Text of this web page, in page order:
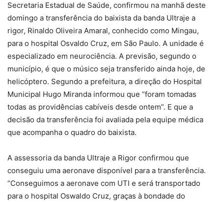
Secretaria Estadual de Saúde, confirmou na manhã deste
domingo a transferência do baixista da banda Ultraje a
rigor, Rinaldo Oliveira Amaral, conhecido como Mingau,
para o hospital Osvaldo Cruz, em São Paulo. A unidade é
especializado em neurociência. A previsão, segundo o
município, é que o músico seja transferido ainda hoje, de
helicóptero. Segundo a prefeitura, a direção do Hospital
Municipal Hugo Miranda informou que “foram tomadas
todas as providências cabíveis desde ontem”. E que a
decisão da transferência foi avaliada pela equipe médica
que acompanha o quadro do baixista.
A assessoria da banda Ultraje a Rigor confirmou que
conseguiu uma aeronave disponível para a transferência.
“Conseguimos a aeronave com UTI e será transportado
para o hospital Oswaldo Cruz, graças à bondade do